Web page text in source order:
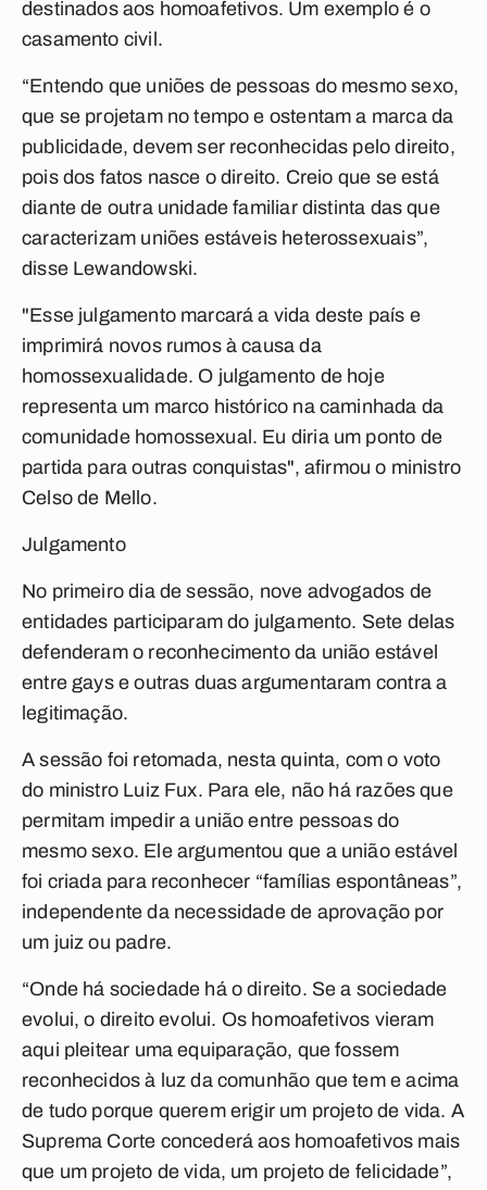
destinados aos homoafetivos. Um exemplo é o
casamento civil.
“Entendo que uniões de pessoas do mesmo sexo,
que se projetam no tempo e ostentam a marca da
publicidade, devem ser reconhecidas pelo direito,
pois dos fatos nasce o direito. Creio que se está
diante de outra unidade familiar distinta das que
caracterizam uniões estáveis heterossexuais”,
disse Lewandowski.
"Esse julgamento marcará a vida deste país e
imprimirá novos rumos à causa da
homossexualidade. O julgamento de hoje
representa um marco histórico na caminhada da
comunidade homossexual. Eu diria um ponto de
partida para outras conquistas", afirmou o ministro
Celso de Mello.
Julgamento
No primeiro dia de sessão, nove advogados de
entidades participaram do julgamento. Sete delas
defenderam o reconhecimento da união estável
entre gays e outras duas argumentaram contra a
legitimação.
A sessão foi retomada, nesta quinta, com o voto
do ministro Luiz Fux. Para ele, não há razões que
permitam impedir a união entre pessoas do
mesmo sexo. Ele argumentou que a união estável
foi criada para reconhecer “famílias espontâneas”,
independente da necessidade de aprovação por
um juiz ou padre.
“Onde há sociedade há o direito. Se a sociedade
evolui, o direito evolui. Os homoafetivos vieram
aqui pleitear uma equiparação, que fossem
reconhecidos à luz da comunhão que tem e acima
de tudo porque querem erigir um projeto de vida. A
Suprema Corte concederá aos homoafetivos mais
que um projeto de vida, um projeto de felicidade”,